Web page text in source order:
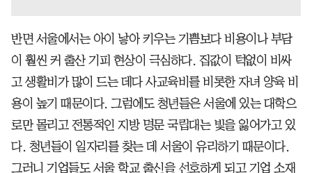
반면 서울에서는 아이 낳아 키우는 기쁨보다 비용이나 부담
이 훨씬 커 출산 기피 현상이 극심하다. 집값이 턱없이 비싸
고 생활비가 많이 드는 데다 사교육비를 비롯한 자녀 양육 비
용이 높기 때문이다. 그럼에도 청년들은 서울에 있는 대학으
로만 몰리고 전통적인 지방 명문 국립대는 빛을 잃어가고 있
다. 청년들이 일자리를 찾는 데 서울이 유리하기 때문이다.
그러니 기업들도 서울 학교 출신을 선호하게 되고 기업 소재